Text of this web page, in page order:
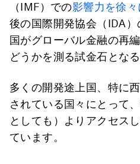
（IMF）での影響力を徐々
後の国際開発協会（IDA
国がグローバル金融の再
どうかを測る試金石となる
多くの開発途上国、特に
されている国々にとって
としても）よりアクセス
ています。